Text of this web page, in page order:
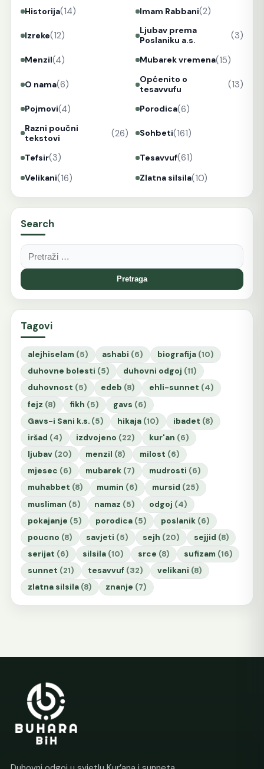
Historija(14) Imam Rabbani(2)
Izreke(12)
Ljubav prema
Poslaniku a.s.
(3)
Menzil(4) Mubarek vremena(15)
O nama(6)
Općenito o
tesavvufu
(13)
Pojmovi(4) Porodica(6)
Razni poučni
tekstovi
(26) Sohbeti(161)
Tefsir(3) Tesavvuf(61)
Velikani(16) Zlatna silsila(10)
Search
Pretraga:
Tagovi
alejhiselam (5) ashabi (6) biografija (10)
duhovne bolesti (5) duhovni odgoj (11)
duhovnost (5) edeb (8) ehli-sunnet (4)
fejz (8) fikh (5) gavs (6)
Gavs-i Sani k.s. (5) hikaja (10) ibadet (8)
iršad (4) izdvojeno (22) kur'an (6)
ljubav (20) menzil (8) milost (6)
mjesec (6) mubarek (7) mudrosti (6)
muhabbet (8) mumin (6) mursid (25)
musliman (5) namaz (5) odgoj (4)
pokajanje (5) porodica (5) poslanik (6)
poucno (8) savjeti (5) sejh (20) sejjid (8)
serijat (6) silsila (10) srce (8) sufizam (16)
sunnet (21) tesavvuf (32) velikani (8)
zlatna silsila (8) znanje (7)